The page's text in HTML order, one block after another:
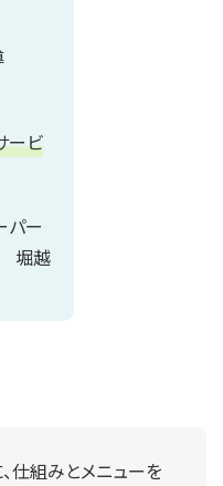
ービ
パー
堀越
仕組みとメニューを